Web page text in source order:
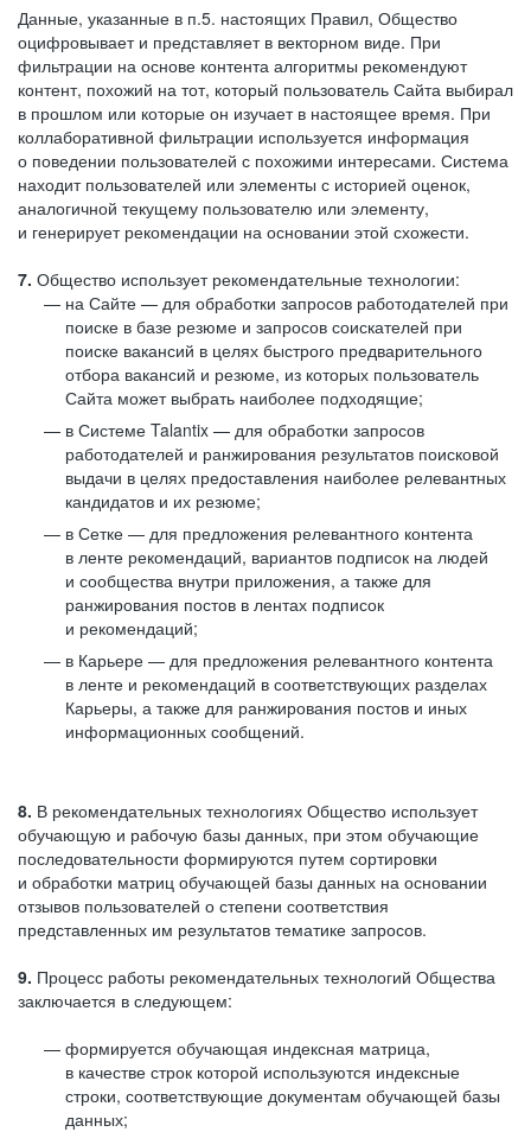
Данные, указанные в п.5. настоящих Правил, Общество
оцифровывает и представляет в векторном виде. При
фильтрации на основе контента алгоритмы рекомендуют
контент, похожий на тот, который пользователь Сайта выбирал
в прошлом или которые он изучает в настоящее время. При
коллаборативной фильтрации используется информация
о поведении пользователей с похожими интересами. Система
находит пользователей или элементы с историей оценок,
аналогичной текущему пользователю или элементу,
и генерирует рекомендации на основании этой схожести.
7. Общество использует рекомендательные технологии:
на Сайте — для обработки запросов работодателей при
поиске в базе резюме и запросов соискателей при
поиске вакансий в целях быстрого предварительного
отбора вакансий и резюме, из которых пользователь
Сайта может выбрать наиболее подходящие;
в Системе Talantix — для обработки запросов
работодателей и ранжирования результатов поисковой
выдачи в целях предоставления наиболее релевантных
кандидатов и их резюме;
в Сетке — для предложения релевантного контента
в ленте рекомендаций, вариантов подписок на людей
и сообщества внутри приложения, а также для
ранжирования постов в лентах подписок
и рекомендаций;
в Карьере — для предложения релевантного контента
в ленте и рекомендаций в соответствующих разделах
Карьеры, а также для ранжирования постов и иных
информационных сообщений.
8. В рекомендательных технологиях Общество использует
обучающую и рабочую базы данных, при этом обучающие
последовательности формируются путем сортировки
и обработки матриц обучающей базы данных на основании
отзывов пользователей о степени соответствия
представленных им результатов тематике запросов.
9. Процесс работы рекомендательных технологий Общества
заключается в следующем:
формируется обучающая индексная матрица,
в качестве строк которой используются индексные
строки, соответствующие документам обучающей базы
данных;